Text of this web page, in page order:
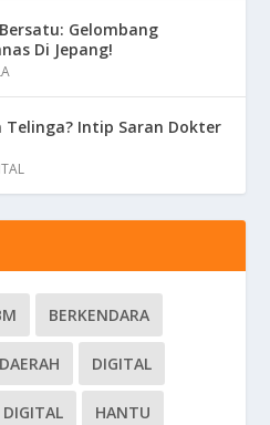
Gelombang
Di Jepang!
Telinga? Intip Saran Dokter
BERKENDARA
DAERAH DIGITAL
DIGITAL HANTU